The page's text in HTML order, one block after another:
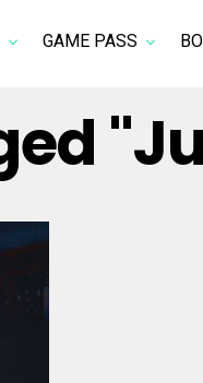
GAME PASS